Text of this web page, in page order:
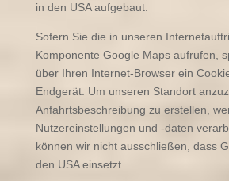
in den USA aufgebaut.
Sofern Sie die in unseren
Komponente Google Maps aufrufen,
über Ihren Internet-Browser ein
Endgerät. Um unseren Standort
Anfahrtsbeschreibung zu erstellen,
Nutzereinstellungen und -daten
können wir nicht ausschließen, dass
den USA einsetzt.